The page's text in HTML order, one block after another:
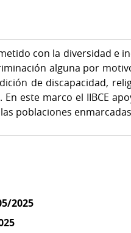
con la diversidad
alguna por
de discapacidad,
En este marco el IIBCE
poblaciones
2025